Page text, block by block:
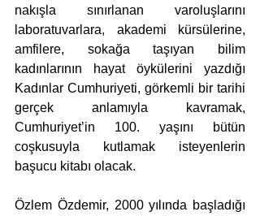
nakışla sınırlanan varoluşlarını
laboratuvarlara, akademi kürsülerine,
amfilere, sokağa taşıyan bilim
kadınlarının hayat öykülerini yazdığı
Kadınlar Cumhuriyeti, görkemli bir tarihi
gerçek anlamıyla kavramak,
Cumhuriyet’in 100. yaşını bütün
coşkusuyla kutlamak isteyenlerin
başucu kitabı olacak.
Özlem Özdemir, 2000 yılında başladığı